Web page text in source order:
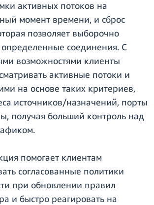
активных потоков на
момент времени, и сброс
позволяет выборочно
соединения. С
возможностями клиенты
активные потоки и
на основе таких критериев,
источников/назначений, порты
получая больший контроль над
помогает клиентам
согласованные политики
при обновлении правил
и быстро реагировать на